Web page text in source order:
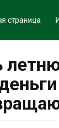
страница